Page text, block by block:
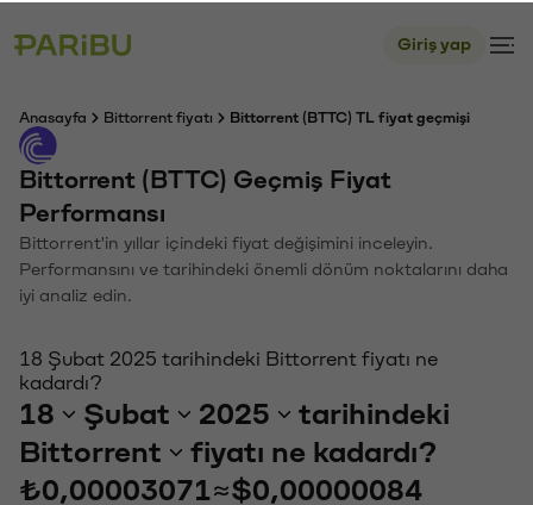
Giriş yap
Anasayfa Bittorrent fiyatı Bittorrent (BTTC) TL fiyat geçmişi
Bittorrent (BTTC) Geçmiş Fiyat
Performansı
Bittorrent'in yıllar içindeki fiyat değişimini inceleyin.
Performansını ve tarihindeki önemli dönüm noktalarını daha
iyi analiz edin.
18 Şubat 2025 tarihindeki Bittorrent fiyatı ne
kadardı?
18 Şubat 2025
tarihindeki
Bittorrent
fiyatı ne kadardı?
₺0,00003071 ≈$0,00000084